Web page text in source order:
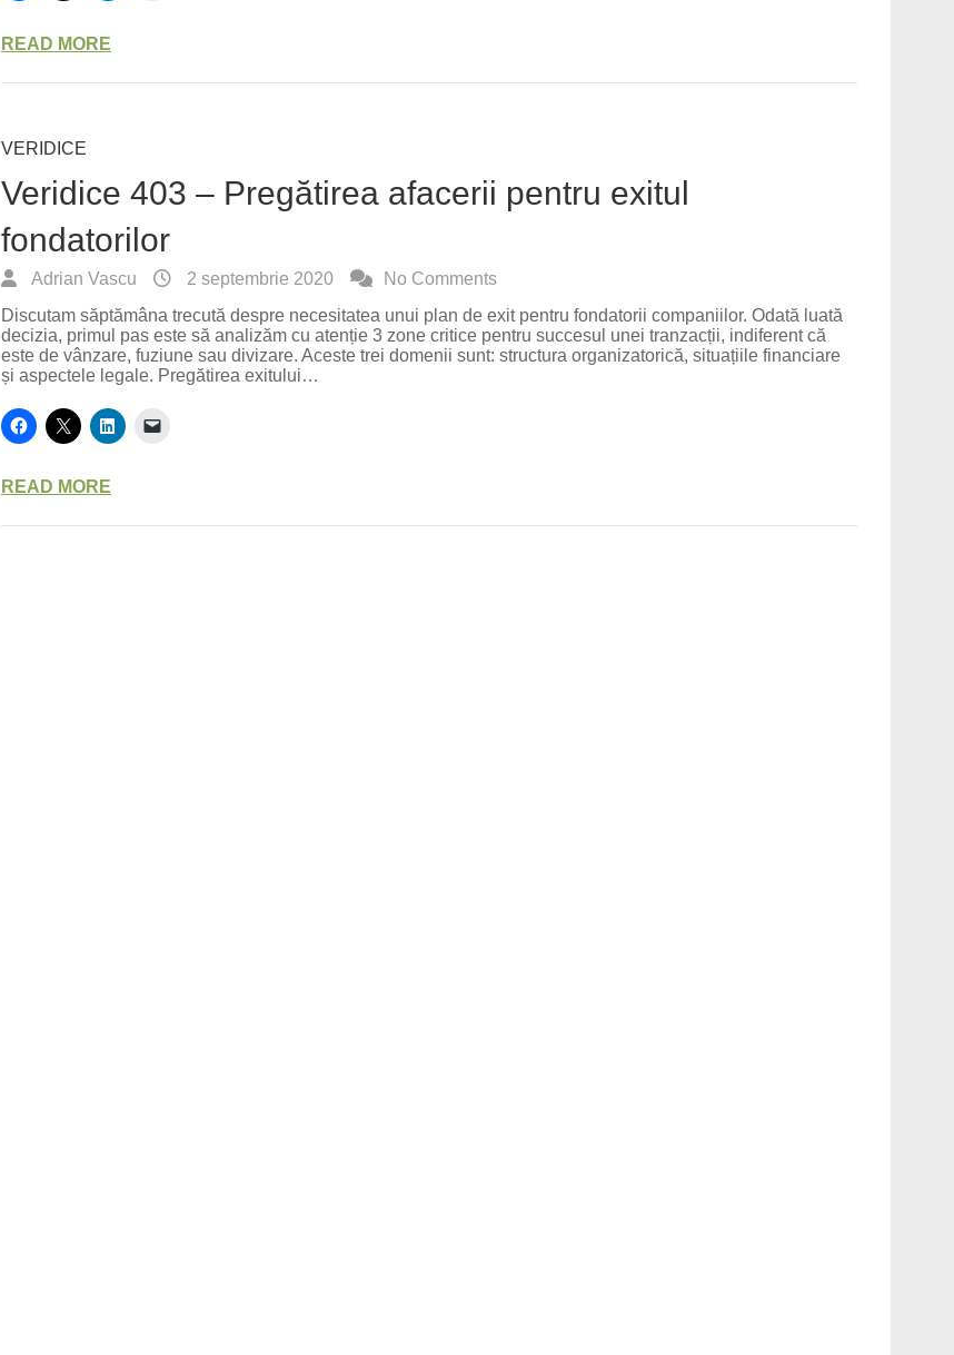
READ MORE
VERIDICE
Veridice 403 – Pregătirea afacerii pentru exitul
fondatorilor
Adrian Vascu 2 septembrie 2020
No Comments
Discutam săptămâna trecută despre necesitatea unui plan de exit pentru fondatorii companiilor. Odată luată
decizia, primul pas este să analizăm cu atenție 3 zone critice pentru succesul unei tranzacții, indiferent că
este de vânzare, fuziune sau divizare. Aceste trei domenii sunt: structura organizatorică, situațiile financiare
și aspectele legale. Pregătirea exitului…
READ MORE